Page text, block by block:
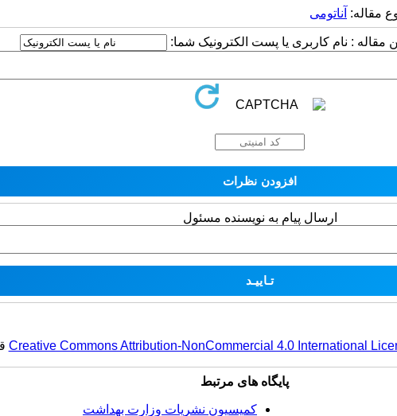
مقاله: آناتومی
مقاله : نام کاربری یا پست الکترونیک شما:
ارسال پیام به نویسنده مسئول
Creative Commons Attribution-NonCommercial 4.0 International
پایگاه های مرتبط
کمیسیون نشریات وزارت بهداشت